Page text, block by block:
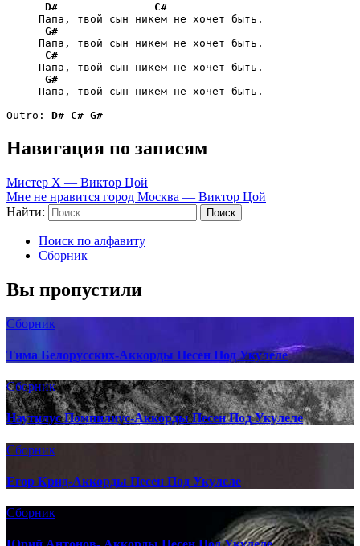
D#
C#
     Папа, твой сын никем не хочет быть.
G#
     Папа, твой сын никем не хочет быть.
C#
     Папа, твой сын никем не хочет быть.
G#
     Папа, твой сын никем не хочет быть.
Outro: D# C# G#
Навигация по записям
Мистер X — Виктор Цой
Мне не нравится город Москва — Виктор Цой
Найти:
Поиск по алфавиту
Сборник
Вы пропустили
Сборник
Тима Белорусских-Аккорды Песен Под Укулеле
Сборник
Наутилус Помпилиус-Аккорды Песен Под Укулеле
Сборник
Егор Крид-Аккорды Песен Под Укулеле
Сборник